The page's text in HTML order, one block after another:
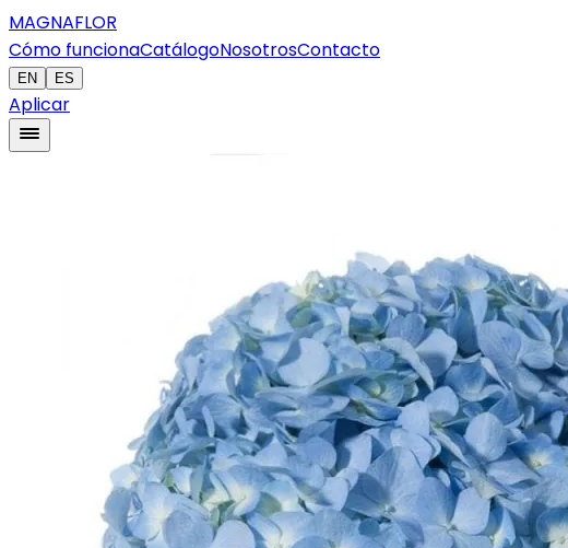
MAGNAFLOR
Cómo funcionaCatálogoNosotrosContacto
EN ES
Aplicar